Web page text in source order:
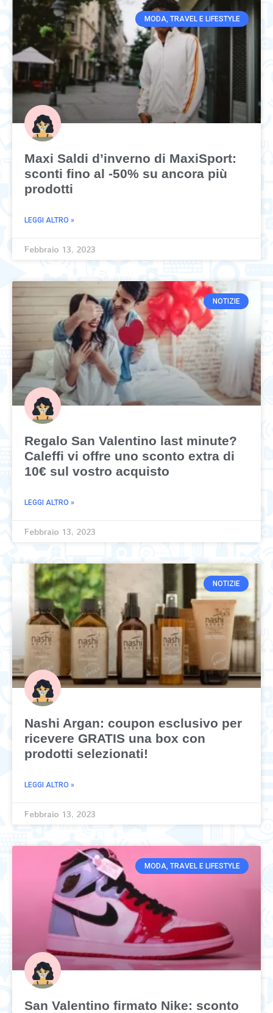
MODA, TRAVEL E LIFESTYLE
Maxi Saldi d’inverno di MaxiSport:
sconti fino al -50% su ancora più
prodotti
LEGGI ALTRO »
Febbraio 13, 2023
NOTIZIE
Regalo San Valentino last minute?
Caleffi vi offre uno sconto extra di
10€ sul vostro acquisto
LEGGI ALTRO »
Febbraio 13, 2023
NOTIZIE
Nashi Argan: coupon esclusivo per
ricevere GRATIS una box con
prodotti selezionati!
LEGGI ALTRO »
Febbraio 13, 2023
MODA, TRAVEL E LIFESTYLE
San Valentino firmato Nike: sconto